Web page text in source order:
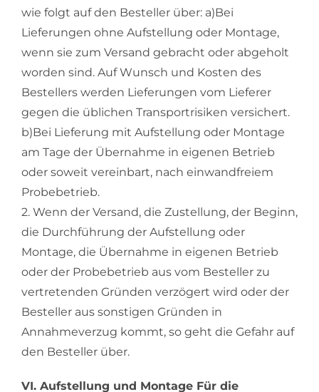
wie folgt auf den Besteller über: a)Bei
Lieferungen ohne Aufstellung oder Montage,
wenn sie zum Versand gebracht oder abgeholt
worden sind. Auf Wunsch und Kosten des
Bestellers werden Lieferungen vom Lieferer
gegen die üblichen Transportrisiken versichert.
b)Bei Lieferung mit Aufstellung oder Montage
am Tage der Übernahme in eigenen Betrieb
oder soweit vereinbart, nach einwandfreiem
Probebetrieb.
2. Wenn der Versand, die Zustellung, der Beginn,
die Durchführung der Aufstellung oder
Montage, die Übernahme in eigenen Betrieb
oder der Probebetrieb aus vom Besteller zu
vertretenden Gründen verzögert wird oder der
Besteller aus sonstigen Gründen in
Annahmeverzug kommt, so geht die Gefahr auf
den Besteller über.
VI. Aufstellung und Montage Für die